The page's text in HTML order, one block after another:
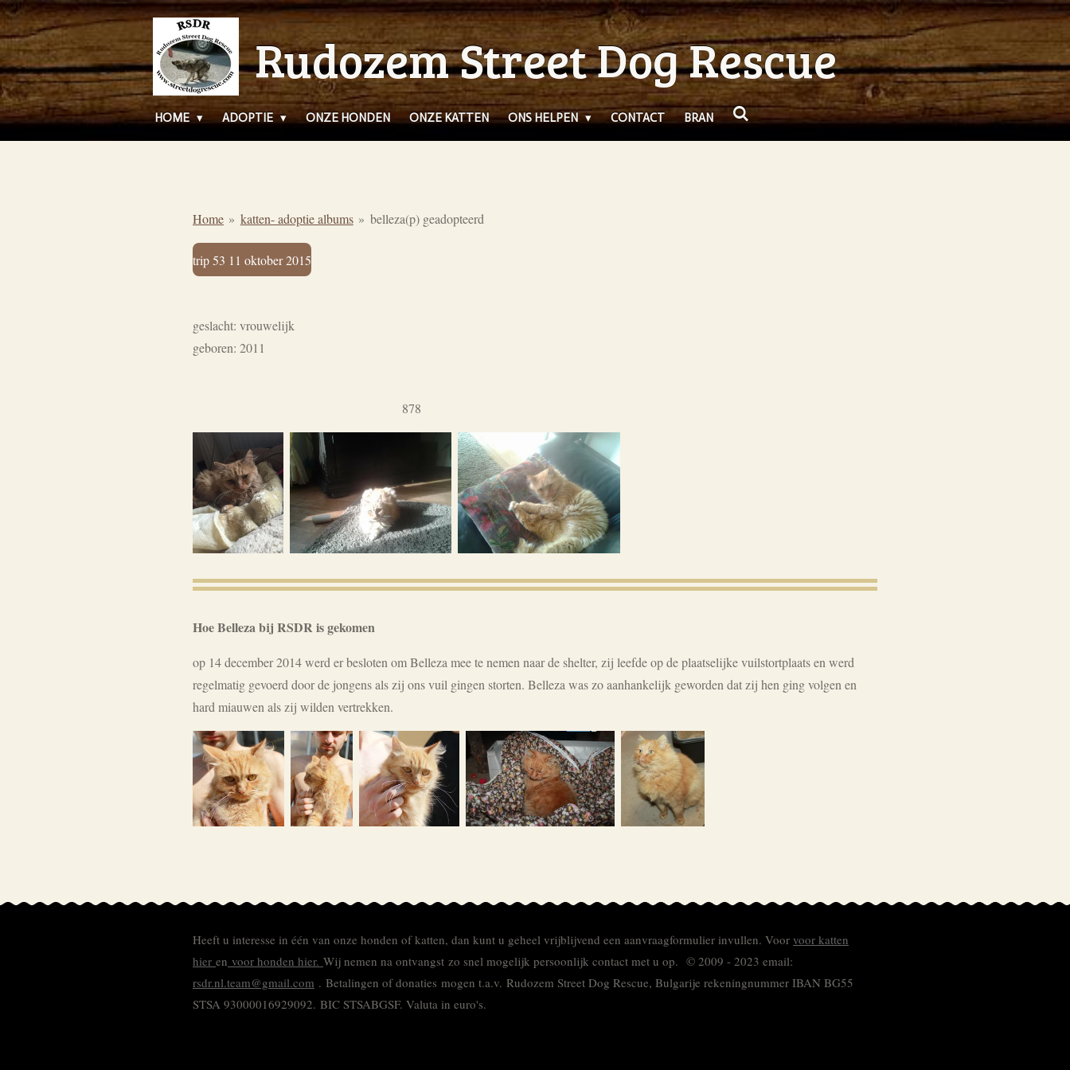
Ga
direct
naar
de
hoofdinhoud
Rudozem Street Dog Rescue
HOME ADOPTIE ONZE HONDEN ONZE KATTEN ONS HELPEN CONTACT BRAN
Home » katten- adoptie albums » belleza(p) geadopteerd
trip 53 11 oktober 2015
geslacht: vrouwelijk
geboren: 2011
878
Hoe Belleza bij RSDR is gekomen
op 14 december 2014 werd er besloten om Belleza mee te nemen naar de shelter, zij leefde op de plaatselijke vuilstortplaats en werd
regelmatig gevoerd door de jongens als zij ons vuil gingen storten. Belleza was zo aanhankelijk geworden dat zij hen ging volgen en
hard miauwen als zij wilden vertrekken.
Heeft u interesse in één van onze honden of katten, dan kunt u geheel vrijblijvend een aanvraagformulier invullen. Voor voor katten
hier en voor honden hier. Wij nemen na ontvangst zo snel mogelijk persoonlijk contact met u op. © 2009 - 2023 email:
rsdr.nl.team@gmail.com . Betalingen of donaties mogen t.a.v. Rudozem Street Dog Rescue, Bulgarije rekeningnummer IBAN BG55
STSA 93000016929092. BIC STSABGSF. Valuta in euro's.